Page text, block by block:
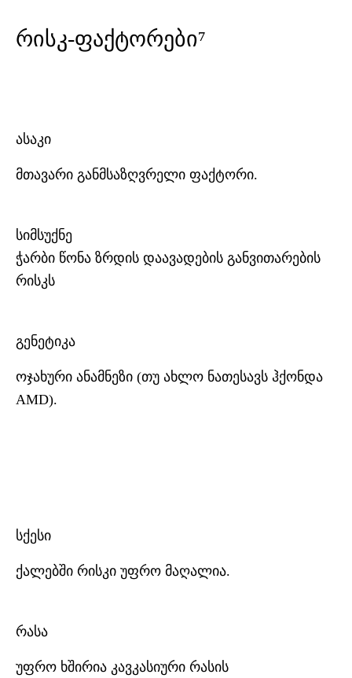
რისკ-ფაქტორები⁷
ასაკი
მთავარი განმსაზღვრელი ფაქტორი.
სიმსუქნე
ჭარბი წონა ზრდის დაავადების განვითარების
რისკს
გენეტიკა
ოჯახური ანამნეზი (თუ ახლო ნათესავს ჰქონდა
AMD).
სქესი
ქალებში რისკი უფრო მაღალია.
რასა
უფრო ხშირია კავკასიური რასის